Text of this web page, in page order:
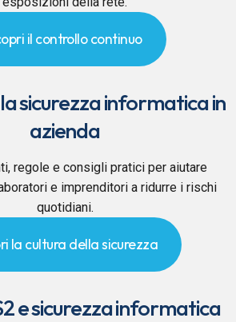
il controllo continuo
sicurezza informatica in
azienda
regole e consigli pratici per aiutare
e imprenditori a ridurre i rischi
quotidiani.
la cultura della sicurezza
e sicurezza informatica